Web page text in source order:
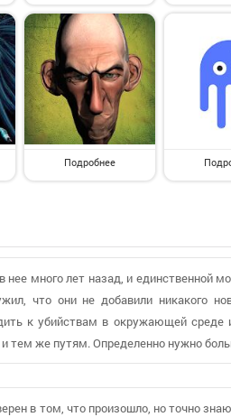
Подробнее
нее много лет назад, и единственной
что они не добавили никакого
к убийствам в окружающей
тем же путям. Определенно нужно
в том, что произошло, но точно